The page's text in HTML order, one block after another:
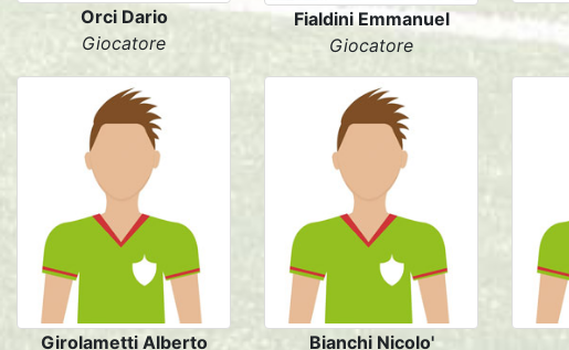
Orci Dario
Giocatore
Fialdini Emmanuel
Giocatore
Girolametti Alberto
Bianchi Nicolo'